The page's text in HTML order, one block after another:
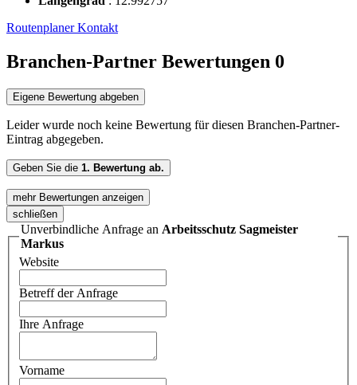
RoutenplanerKontakt
Branchen-Partner Bewertungen 0
Eigene Bewertung abgeben
Leider wurde noch keine Bewertung für diesen Branchen-Partner-
Eintrag abgegeben.
Geben Sie die 1. Bewertung ab.
mehr Bewertungen anzeigen
schließen
Unverbindliche Anfrage an Arbeitsschutz Sagmeister
Markus
Website
Betreff der Anfrage
Ihre Anfrage
Vorname